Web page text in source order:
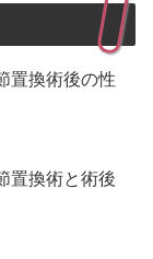
置換術後の性
置換術と術後